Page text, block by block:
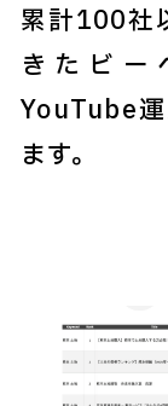
累計100社
きたビー
YouTube
ます。